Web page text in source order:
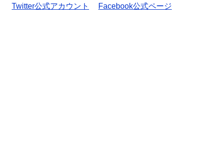
Twitter公式アカウント
Facebook公式ページ